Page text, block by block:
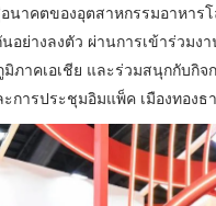
นาคตของอุตสาหกรรมอาหาร
นอย่างลงตัว ผ่านการเข้าร่วมง
าคเอเชีย และร่วมสนุกกับกิ
การประชุมอิมแพ็ค เมืองทอง